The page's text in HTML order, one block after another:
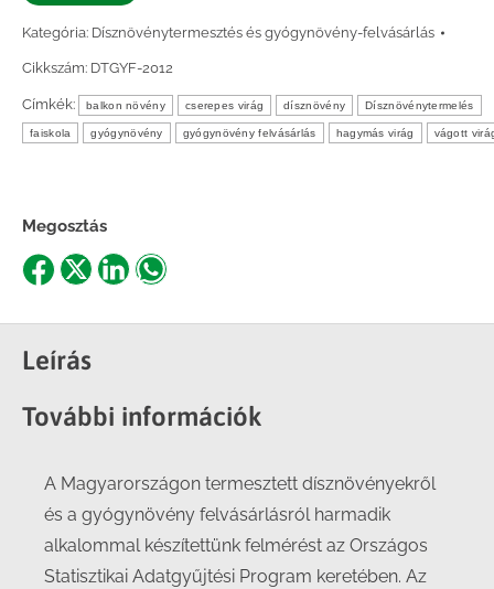
Kategória: Dísznövénytermesztés és gyógynövény-felvásárlás
Cikkszám: DTGYF-2012
Címkék: balkon növény cserepes virág dísznövény Dísznövénytermelés
faiskola gyógynövény gyógynövény felvásárlás hagymás virág vágott
Megosztás
Share
Facebook
Share
X
ShareShare
Leírás
További információk
A Magyarországon termesztett dísznövényekről
és a gyógynövény felvásárlásról harmadik
alkalommal készítettünk felmérést az Országos
Statisztikai Adatgyűjtési Program keretében. Az